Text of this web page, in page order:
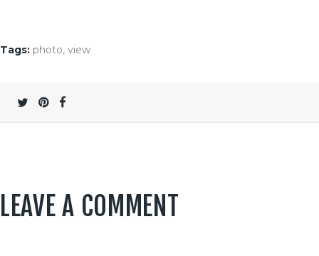
Tags: photo, view
LEAVE A COMMENT